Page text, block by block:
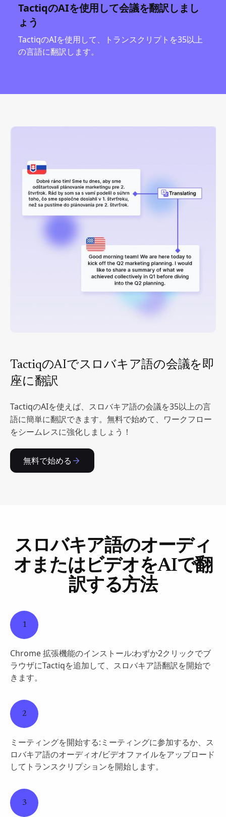
TactiqのAIを使用して会議を翻訳しまし
ょう
TactiqのAIを使用して、トランスクリプトを35以上
の言語に翻訳します。
TactiqのAIでスロバキア語の会議を即
座に翻訳
TactiqのAIを使えば、スロバキア語の会議を35以上の言
語に簡単に翻訳できます。無料で始めて、ワークフロー
をシームレスに強化しましょう！
無料で始める
スロバキア語のオーディ
オまたはビデオをAIで翻
訳する方法
1
Chrome 拡張機能のインストール:わずか2クリックでブ
ラウザにTactiqを追加して、スロバキア語翻訳を開始で
きます。
2
ミーティングを開始する:ミーティングに参加するか、ス
ロバキア語のオーディオ/ビデオファイルをアップロード
してトランスクリプションを開始します。
3